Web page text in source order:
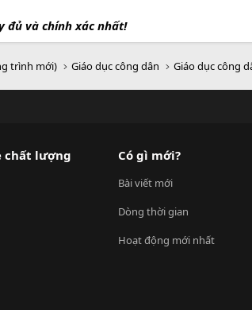
đủ và chính xác nhất!
trình mới) Giáo dục công dân Giáo dục công
chất lượng
Có gì mới?
Bài viết mới
Dòng thời gian
Hoạt động mới nhất